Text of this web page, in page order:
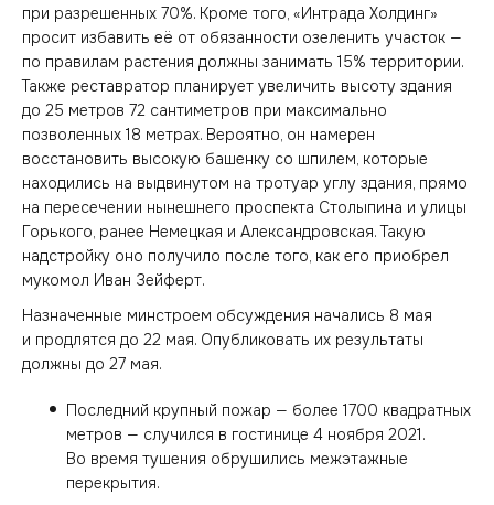
при разрешенных 70%. Кроме того, «Интрада Холдинг»
просит избавить её от обязанности озеленить участок —
по правилам растения должны занимать 15% территории.
Также реставратор планирует увеличить высоту здания
до 25 метров 72 сантиметров при максимально
позволенных 18 метрах. Вероятно, он намерен
восстановить высокую башенку со шпилем, которые
находились на выдвинутом на тротуар углу здания, прямо
на пересечении нынешнего проспекта Столыпина и улицы
Горького, ранее Немецкая и Александровская. Такую
надстройку оно получило после того, как его приобрел
мукомол Иван Зейферт.
Назначенные минстроем обсуждения начались 8 мая
и продлятся до 22 мая. Опубликовать их результаты
должны до 27 мая.
Последний крупный пожар — более 1700 квадратных
метров — случился в гостинице 4 ноября 2021.
Во время тушения обрушились межэтажные
перекрытия.